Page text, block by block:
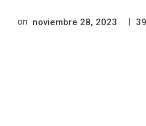
on noviembre 28, 2023